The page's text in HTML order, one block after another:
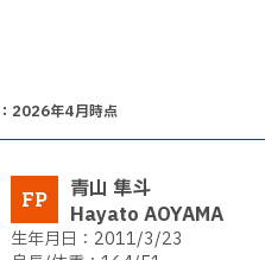
2026年4月時点
青山 隼斗
Hayato AOYAMA
FP
2011/3/23